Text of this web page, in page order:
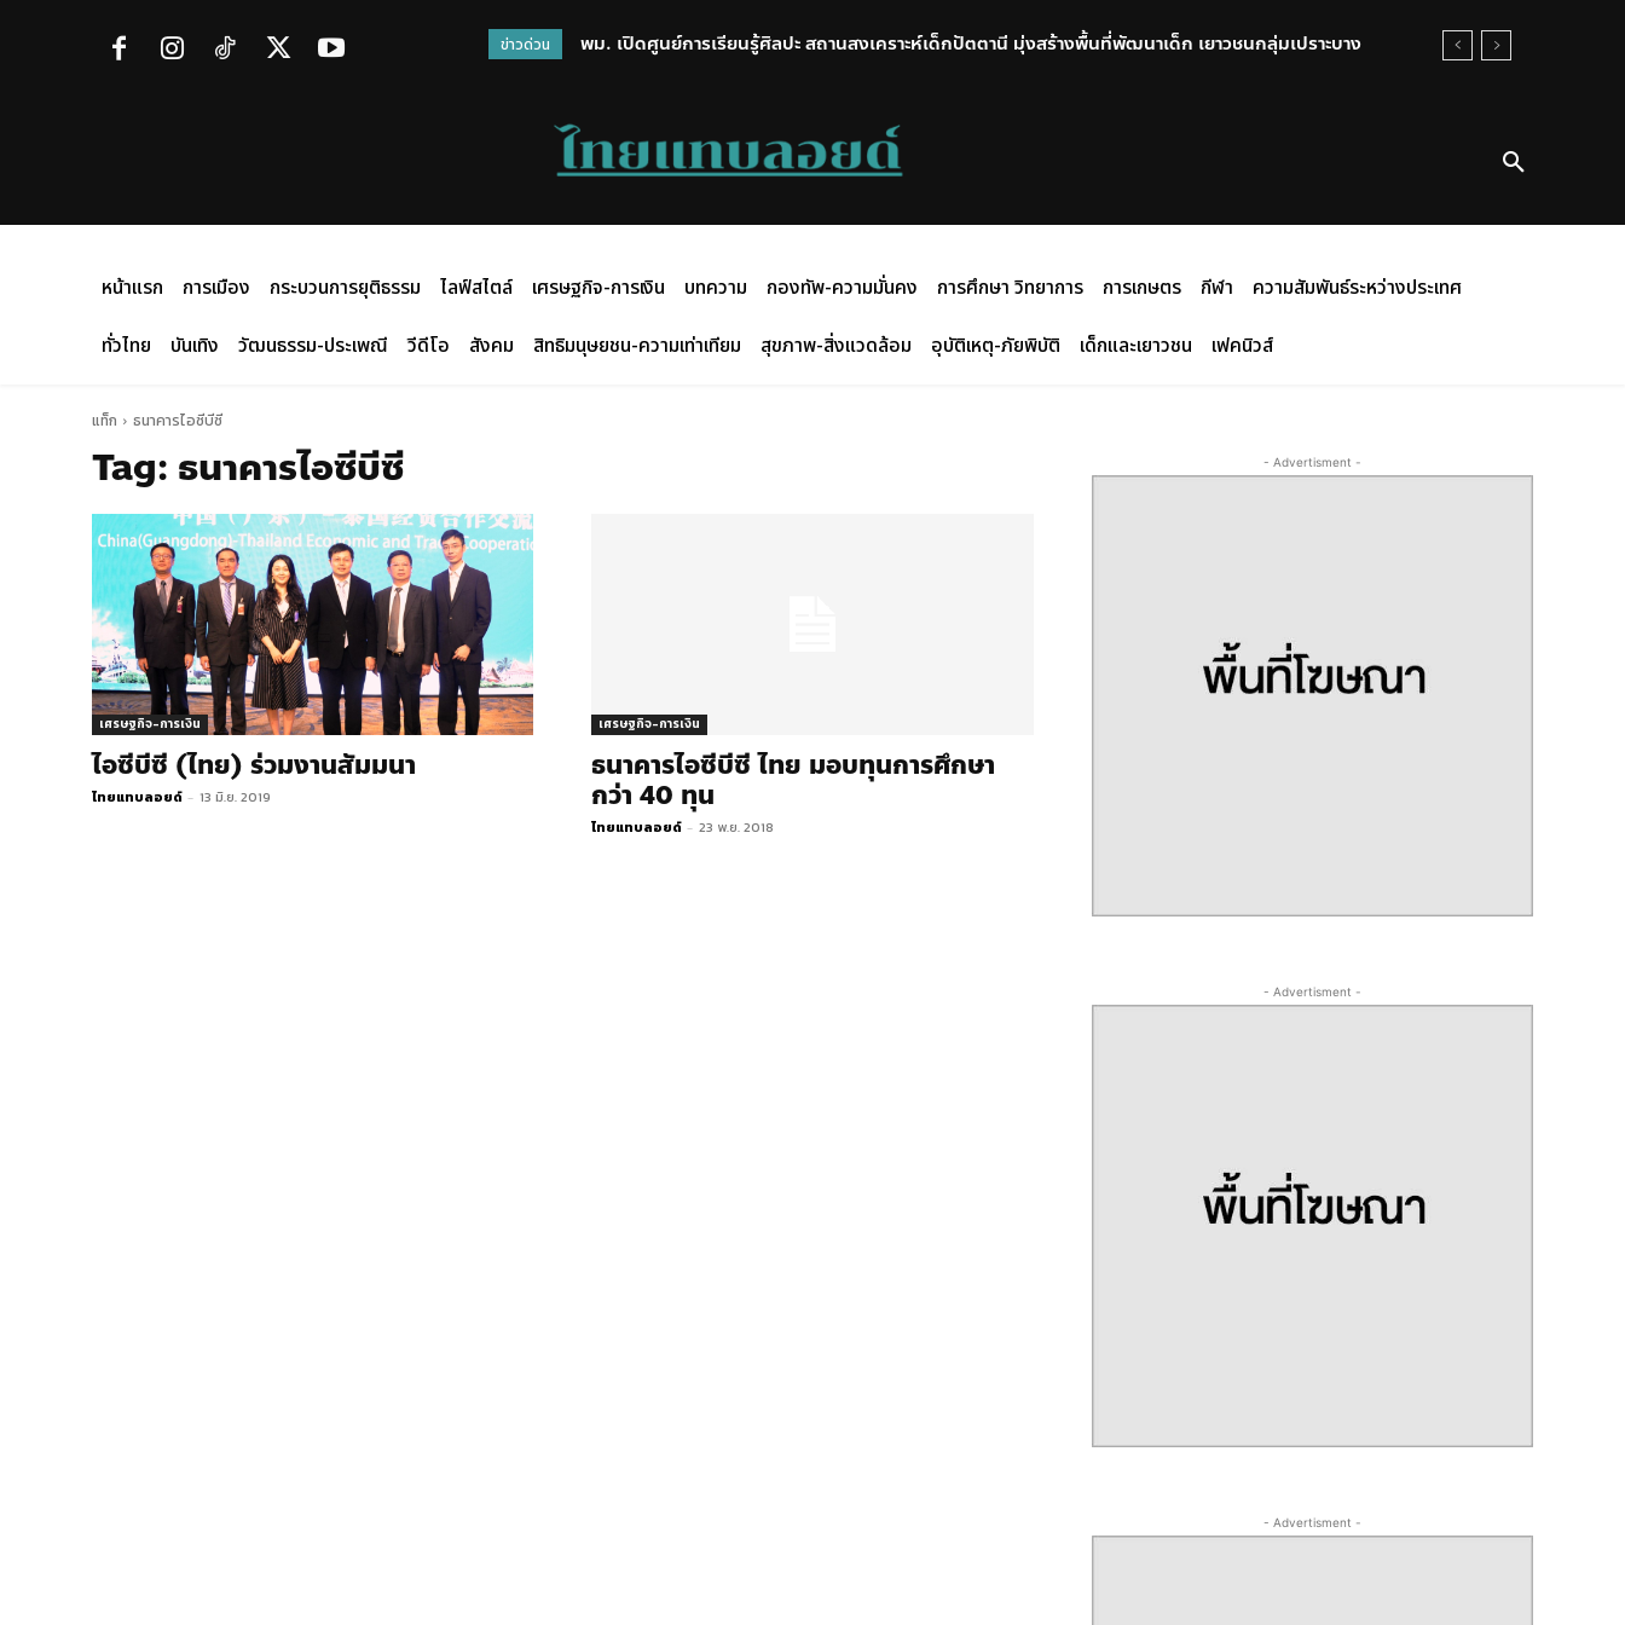
ข่าวด่วน
พม. เปิดศูนย์การเรียนรู้ศิลปะ สถานสงเคราะห์เด็กปัตตานี มุ่งสร้างพื้นที่พัฒนาเด็ก เยาวชนกลุ่มเปราะบาง
หน้าแรก การเมือง กระบวนการยุติธรรม ไลฟ์สไตล์ เศรษฐกิจ-การเงิน บทความ กองทัพ-ความมั่นคง การศึกษา วิทยาการ การเกษตร กีฬา
ความสัมพันธ์ระหว่างประเทศ
ทั่วไทย
บันเทิง วัฒนธรรม-ประเพณี วีดีโอ สังคม สิทธิมนุษยชน-ความเท่าเทียม สุขภาพ-สิ่งแวดล้อม อุบัติเหตุ-ภัยพิบัติ เด็กและเยาวชน เฟคนิวส์
แท็ก ธนาคารไอซีบีซี
Tag: ธนาคารไอซีบีซี
เศรษฐกิจ-การเงิน
ไอซีบีซี (ไทย) ร่วมงานสัมมนา
ไทยแทบลอยด์ - 13 มิ.ย. 2019
เศรษฐกิจ-การเงิน
ธนาคารไอซีบีซี ไทย มอบทุนการศึกษา
กว่า 40 ทุน
ไทยแทบลอยด์ - 23 พ.ย. 2018
- Advertisment -
- Advertisment -
- Advertisment -